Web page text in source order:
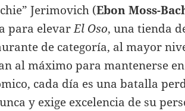
Jerimovich (Ebon Moss-
para elevarEl Oso, una tienda
de categoría, al mayor
al máximo para mantenerse
cada día es una batalla
y exige excelencia de su